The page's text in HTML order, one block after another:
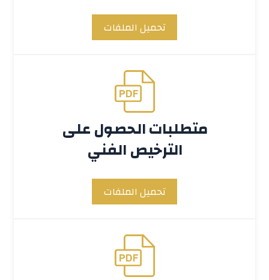
تحميل الملفات
متطلبات الحصول على
الترخيص الفني
تحميل الملفات